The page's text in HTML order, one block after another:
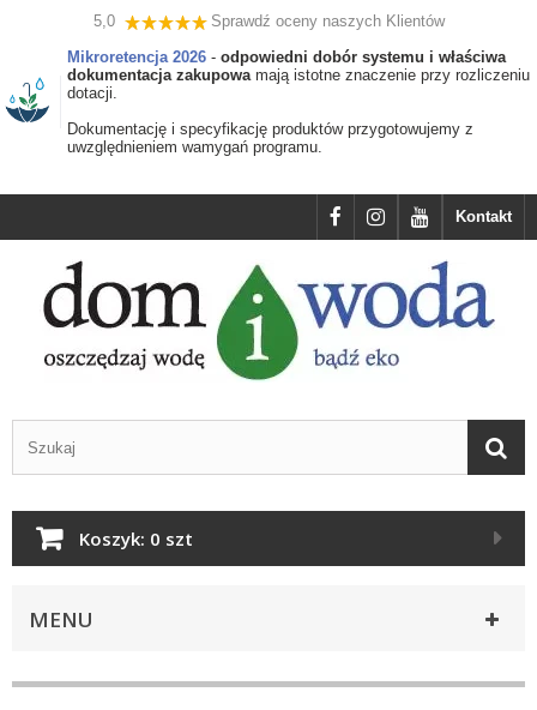
5,0
Sprawdź oceny naszych Klientów
Mikroretencja 2026 - odpowiedni dobór systemu i właściwa
dokumentacja zakupowamają istotne znaczenie przy rozliczeniu
dotacji.
Dokumentację i specyfikację produktów przygotowujemy z
uwzględnieniem wamygań programu.
Kontakt
Koszyk: 0 szt
MENU